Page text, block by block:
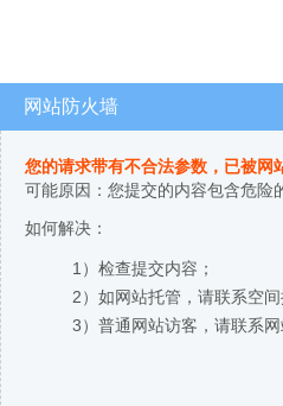
网站防火墙
您的请求带有不合法参数，已被网
可能原因：您提交的内容包含危险
如何解决：
1）检查提交内容；
2）如网站托管，请联系空间
3）普通网站访客，请联系网